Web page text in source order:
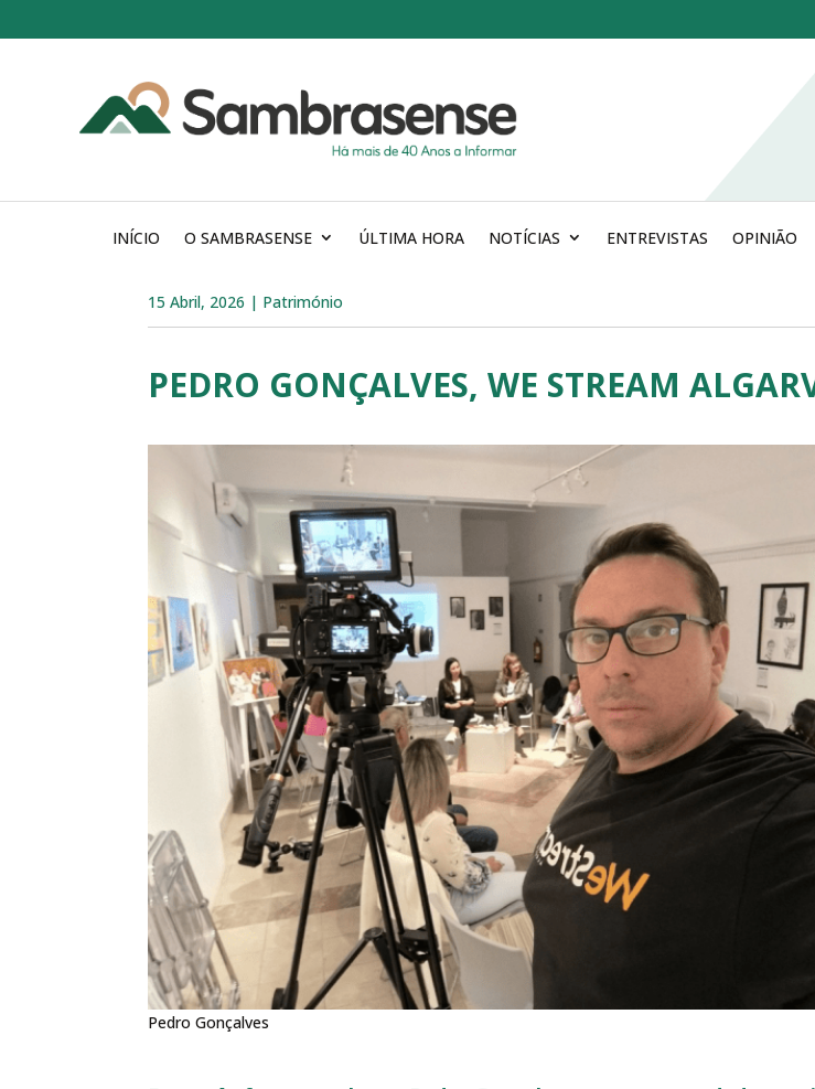
INÍCIO O SAMBRASENSE ÚLTIMA HORA NOTÍCIAS ENTREVISTAS OPINIÃO
15 Abril, 2026 | Património
PEDRO GONÇALVES, WE STREAM
Pedro Gonçalves